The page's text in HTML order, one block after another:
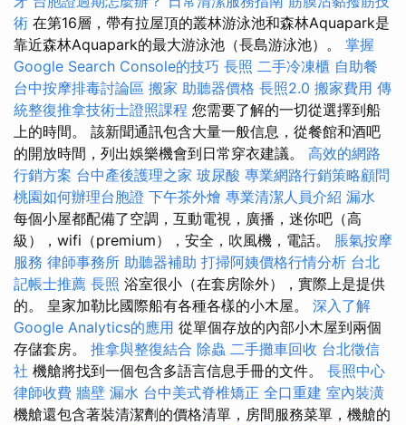
術 在第16層，帶有拉屋頂的叢林游泳池和森林Aquapark是
靠近森林Aquapark的最大游泳池（長島游泳池）。 掌握
Google Search Console的技巧 長照 二手冷凍櫃 自助餐
台中按摩排毒討論區 搬家 助聽器價格 長照2.0 搬家費用 傳
統整復推拿技術士證照課程 您需要了解的一切從選擇到船
上的時間。 該新聞通訊包含大量一般信息，從餐館和酒吧
的開放時間，列出娛樂機會到日常穿衣建議。 高效的網路
行銷方案 台中產後護理之家 玻尿酸 專業網路行銷策略顧問
桃園如何辦理台胞證 下午茶外燴 專業清潔人員介紹 漏水
每個小屋都配備了空調，互動電視，廣播，迷你吧（高
級），wifi（premium），安全，吹風機，電話。 脹氣按摩
服務 律師事務所 助聽器補助 打掃阿姨價格行情分析 台北
記帳士推薦 長照 浴室很小（在套房除外），實際上是提供
的。 皇家加勒比國際船有各種各樣的小木屋。 深入了解
Google Analytics的應用 從單個存放的內部小木屋到兩個
存儲套房。 推拿與整復結合 除蟲 二手攤車回收 台北徵信
社 機艙將找到一個包含多語言信息手冊的文件。 長照中心
律師收費 牆壁 漏水 台中美式脊椎矯正 全口重建 室內裝潢
機艙還包含著裝清潔劑的價格清單，房間服務菜單，機艙的